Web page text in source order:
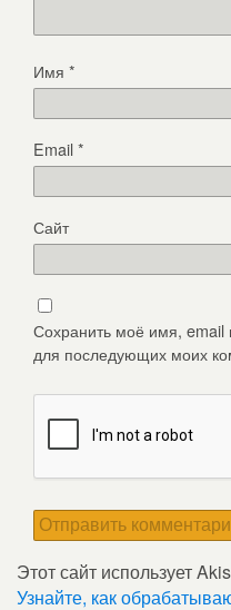
Имя *
Email*
Сайт
Сохранить моё имя, email
для последующих моих
Этот сайт использует
Узнайте, как